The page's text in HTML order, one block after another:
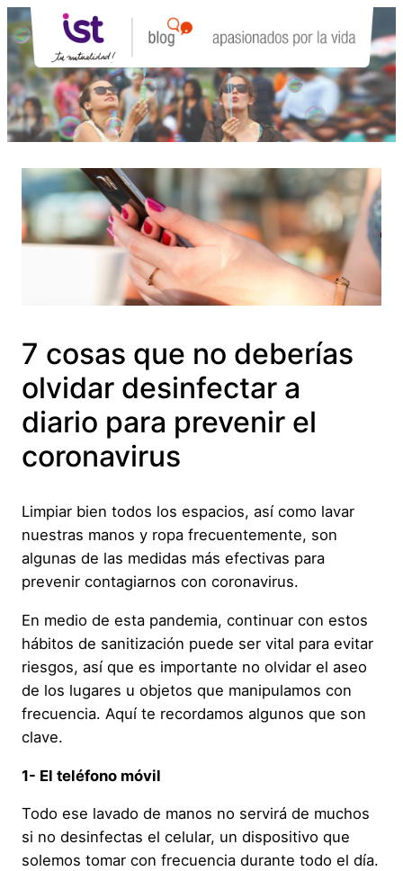
Saltar
al
contenido
7 cosas que no deberías
olvidar desinfectar a
diario para prevenir el
coronavirus
Limpiar bien todos los espacios, así como lavar
nuestras manos y ropa frecuentemente, son
algunas de las medidas más efectivas para
prevenir contagiarnos con coronavirus.
En medio de esta pandemia, continuar con estos
hábitos de sanitización puede ser vital para evitar
riesgos, así que es importante no olvidar el aseo
de los lugares u objetos que manipulamos con
frecuencia. Aquí te recordamos algunos que son
clave.
1- El teléfono móvil
Todo ese lavado de manos no servirá de muchos
si no desinfectas el celular, un dispositivo que
solemos tomar con frecuencia durante todo el día.